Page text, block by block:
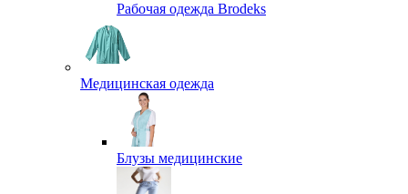
Рабочая одежда Brodeks
Медицинская одежда
Блузы медицинские